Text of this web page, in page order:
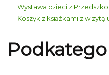
Wystawa dzieci z
Koszyk z książkami z